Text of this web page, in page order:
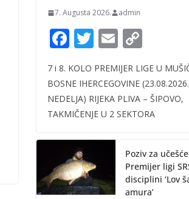
7. Augusta 2026. admin
F
e
b
o
o
k
T
itt
er
E
ai
l
p
y
Li
k
7 i 8. KOLO PREMIJER LIGE U
BOSNE IHERCEGOVINE (23.08.2026.
NEDELJA) RIJEKA PLIVA – ŠIPOVO,
TAKMIČENJE U 2 SEKTORA
Poziv za
Premijer ligi
disciplini ‘Lov
amura’